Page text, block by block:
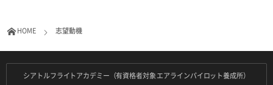
HOME 志望動機
シアトルフライトアカデミー（有資格者対象 エアラインパイロット養成所）